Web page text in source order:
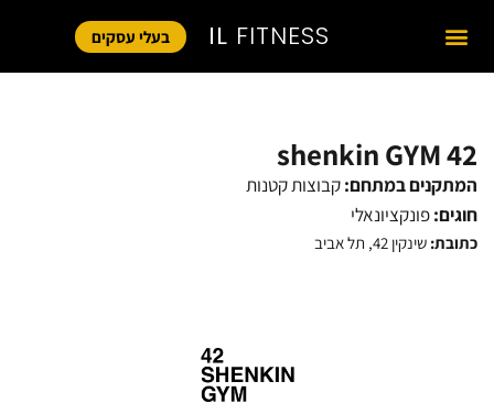
IL FITNESS בעלי עסקים
42 shenkin GYM
המתקנים במתחם:קבוצות קטנות
חוגים:פונקציונאלי
כתובת: שינקין 42, תל אביב